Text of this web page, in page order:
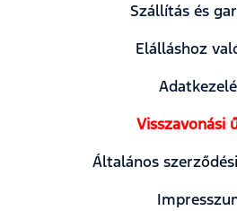
Szállítás és
Elálláshoz
Visszavonási
Általános